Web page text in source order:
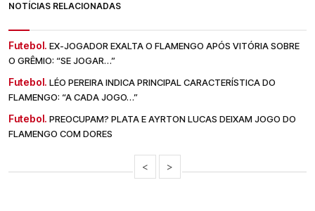
NOTÍCIAS RELACIONADAS
Futebol. EX-JOGADOR EXALTA O FLAMENGO APÓS VITÓRIA SOBRE
O GRÊMIO: “SE JOGAR…”
Futebol. LÉO PEREIRA INDICA PRINCIPAL CARACTERÍSTICA DO
FLAMENGO: “A CADA JOGO…”
Futebol. PREOCUPAM? PLATA E AYRTON LUCAS DEIXAM JOGO DO
FLAMENGO COM DORES
< >